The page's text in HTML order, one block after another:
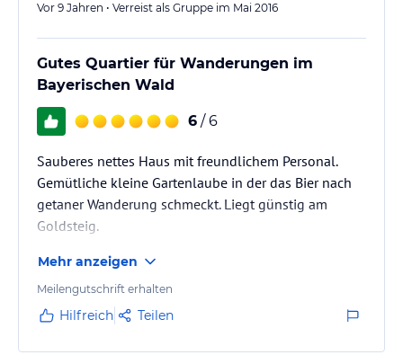
Vor 9 Jahren • Verreist als Gruppe im Mai 2016
Gutes Quartier für Wanderungen im
Bayerischen Wald
6 / 6
Sauberes nettes Haus mit freundlichem Personal.
Gemütliche kleine Gartenlaube in der das Bier nach
getaner Wanderung schmeckt. Liegt günstig am
Goldsteig.
Mehr anzeigen
Meilengutschrift erhalten
Hilfreich Teilen